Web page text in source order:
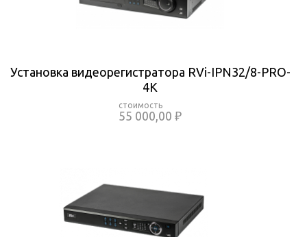
Установка видеорегистратора RVi-IPN32/8-PRO-
4K
55 000,00 ₽